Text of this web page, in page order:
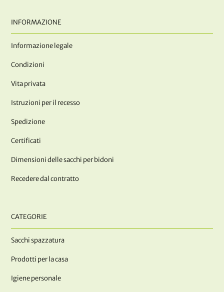
INFORMAZIONE
Informazione legale
Condizioni
Vita privata
Istruzioni per il recesso
Spedizione
Certificati
Dimensioni delle sacchi per bidoni
Recedere dal contratto
CATEGORIE
Sacchi spazzatura
Prodotti per la casa
Igiene personale